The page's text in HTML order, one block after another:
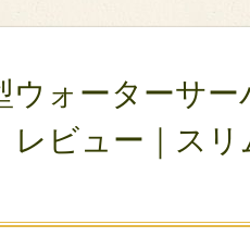
ウォーターサー
レビュー｜ス